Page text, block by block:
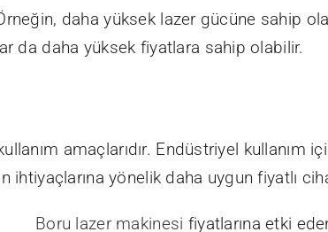
daha yüksek lazer gücüne sahip
da daha yüksek fiyatlara sahip olabilir.
amaçlarıdır. Endüstriyel kullanım
ihtiyaçlarına yönelik daha uygun fiyatlı
Boru lazer makinesi fiyatlarına etki